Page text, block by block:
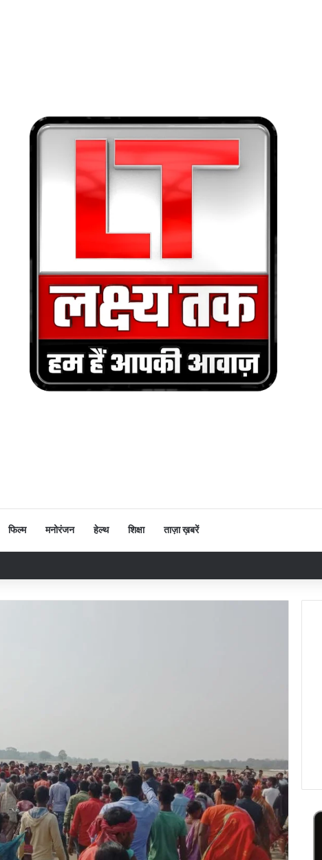
फिल्म मनोरंजन हेल्थ शिक्षा ताज़ा ख़बरें